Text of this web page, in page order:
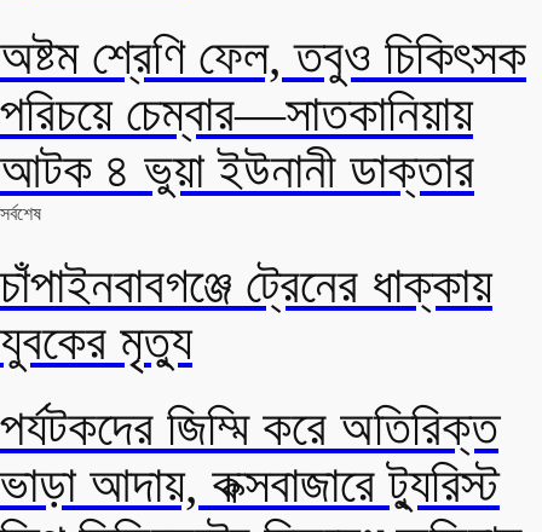
অষ্টম শ্রেণি ফেল, তবুও চিকিৎসক
পরিচয়ে চেম্বার—সাতকানিয়ায়
আটক ৪ ভুয়া ইউনানী ডাক্তার
সর্বশেষ
চাঁপাইনবাবগঞ্জে ট্রেনের ধাক্কায়
যুবকের মৃত্যু
পর্যটকদের জিম্মি করে অতিরিক্ত
ভাড়া আদায়, কক্সবাজারে ট্যুরিস্ট